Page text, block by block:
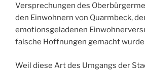
Versprechungen des
den Einwohnern von Quarmbeck,
emotionsgeladenen
falsche Hoffnungen gemacht
Weil diese Art des Umgangs der